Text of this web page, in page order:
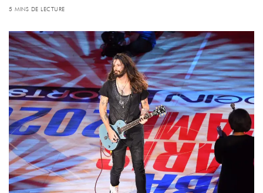
5 MINS DE LECTURE